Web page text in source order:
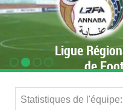
Ligue
de
Statistiques de